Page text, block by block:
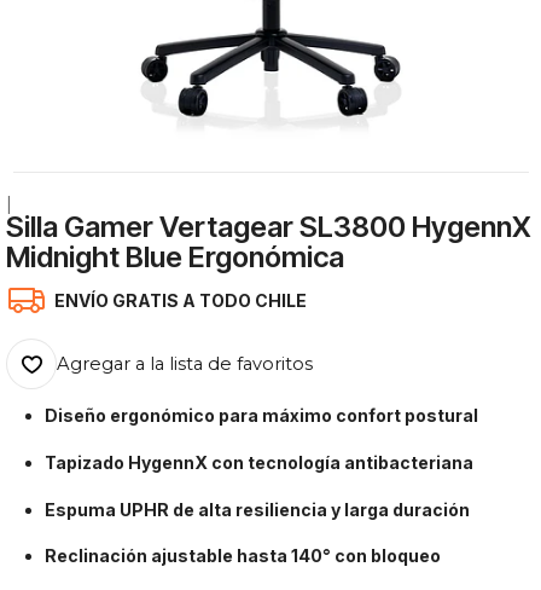
Silla Gamer Vertagear SL3800 HygennX
Midnight Blue Ergonómica
ENVÍO GRATIS A TODO CHILE
Agregar a la lista de favoritos
Diseño ergonómico para máximo confort postural
Tapizado HygennX con tecnología antibacteriana
Espuma UPHR de alta resiliencia y larga duración
Reclinación ajustable hasta 140° con bloqueo